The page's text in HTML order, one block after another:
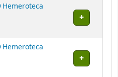
Hemeroteca
Hemeroteca